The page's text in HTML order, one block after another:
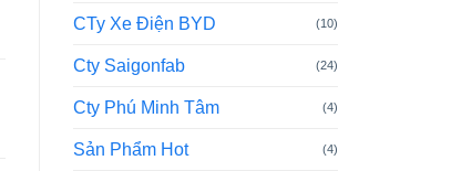
CTy Xe Điện BYD (10)
Cty Saigonfab (24)
Cty Phú Minh Tâm (4)
Sản Phẩm Hot (4)